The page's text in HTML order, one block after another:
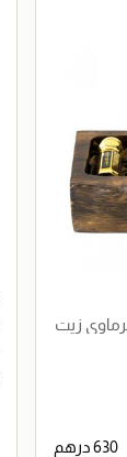
زيت
⁦630⁩ درهم